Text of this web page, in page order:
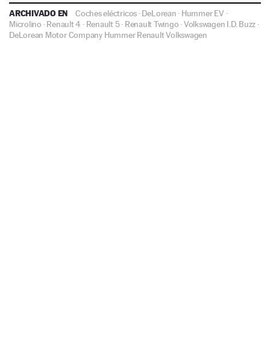
ARCHIVADO EN Coches eléctricos ·DeLorean · Hummer EV ·
Microlino ·Renault 4 · Renault 5· Renault Twingo ·Volkswagen I.D. Buzz ·
DeLorean Motor Company Hummer RenaultVolkswagen